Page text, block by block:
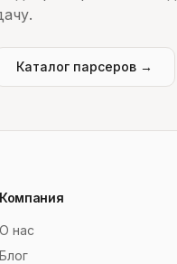
Каталог парсеров →
Компания
О нас
Блог